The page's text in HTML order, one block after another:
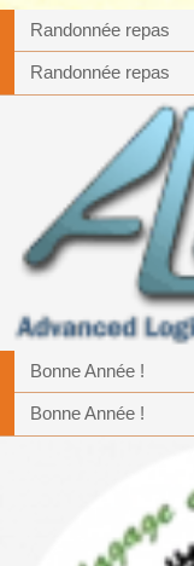
Randonnée repas
Randonnée repas
Bonne Année !
Bonne Année !